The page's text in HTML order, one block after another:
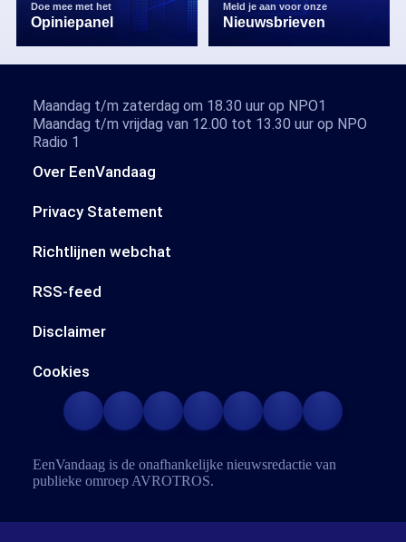
Doe mee met het
Opiniepanel
Meld je aan voor onze
Nieuwsbrieven
Over EenVandaag
Privacy Statement
Richtlijnen webchat
RSS-feed
Disclaimer
Cookies
Maandag t/m zaterdag om 18.30 uur op NPO1
Maandag t/m vrijdag van 12.00 tot 13.30 uur op NPO
Radio 1
EenVandaag is de onafhankelijke nieuwsredactie van
publieke omroep AVROTROS.